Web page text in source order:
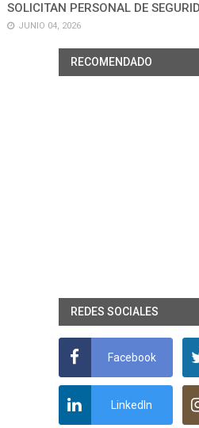
SOLICITAN PERSONAL DE
JUNIO 04, 2026
RECOMENDADO
REDES SOCIALES
Facebook
LinkedIn